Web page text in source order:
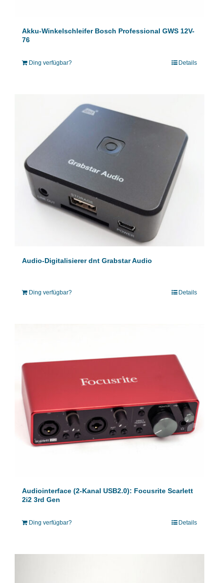
Akku-Winkelschleifer Bosch Professional GWS 12V-
76
Ding verfügbar? Details
Audio-Digitalisierer dnt Grabstar Audio
Ding verfügbar? Details
Audiointerface (2-Kanal USB2.0): Focusrite Scarlett
2i2 3rd Gen
Ding verfügbar? Details